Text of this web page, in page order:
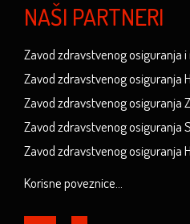
NAŠI PARTNERI
Zavod zdravstvenog osiguranja i
Zavod zdravstvenog osiguranja
Zavod zdravstvenog osiguranja
Zavod zdravstvenog osiguranja
Zavod zdravstvenog osiguranja
Korisne poveznice...